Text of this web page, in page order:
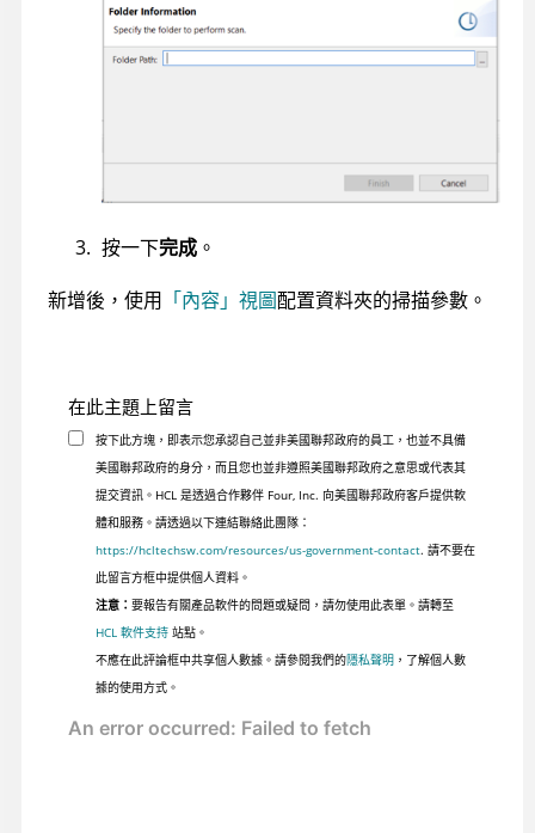
按一下完成 。
新增後，使用 「內容」視圖配置資料夾的掃描參數。
在此主題上留言
按下此方塊，即表示您承認自己並非美國聯邦政府的員工，也並不具備
美國聯邦政府的身分，而且您也並非遵照美國聯邦政府之意思或代表其
提交資訊。HCL 是透過合作夥伴 Four, Inc. 向美國聯邦政府客戶提供軟
體和服務。請透過以下連結聯絡此團隊：
https://hcltechsw.com/resources/us-government-contact. 請不要在
此留言方框中提供個人資料。
注意： 要報告有關產品軟件的問題或疑問，請勿使用此表單。請轉至
HCL 軟件支持站點。
不應在此評論框中共享個人數據。請參閱我們的隱私聲明 ，了解個人數
據的使用方式。